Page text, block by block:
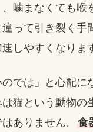
噛まなくても喉
って引き裂く手
しやすくなりま
では」と心配に
猫という動物の
ありません。 食